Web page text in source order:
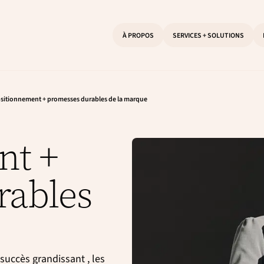
À PROPOS SERVICES + SOLUTIONS
+ promesses durables de la marque
+
grandissant , les